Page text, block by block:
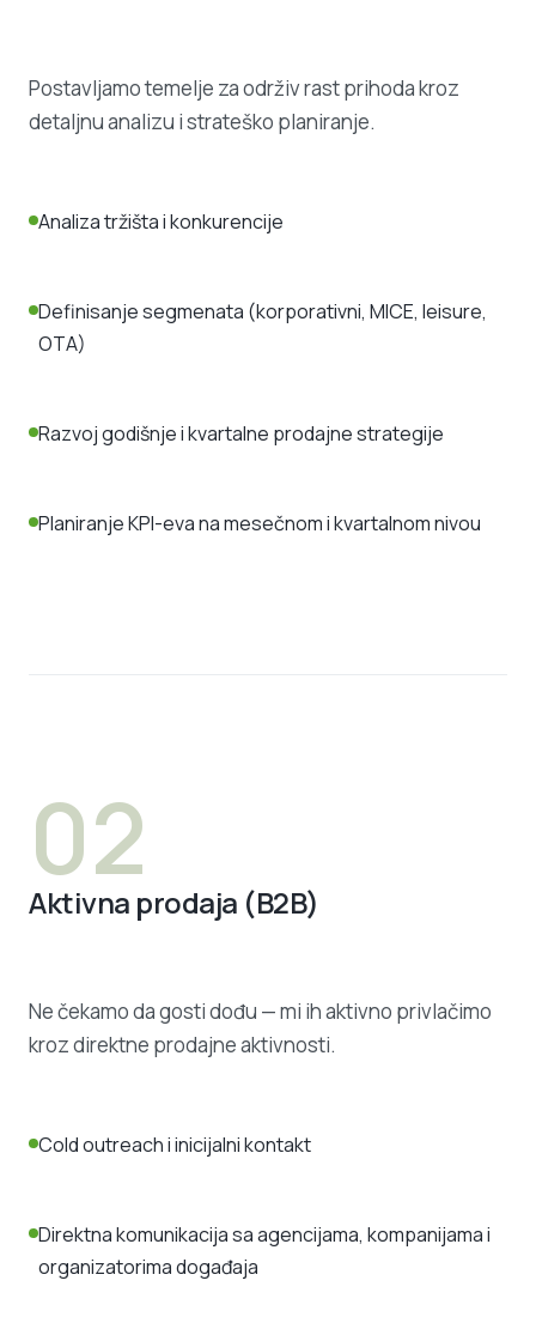
Postavljamo temelje za održiv rast prihoda kroz
detaljnu analizu i strateško planiranje.
Analiza tržišta i konkurencije
Definisanje segmenata (korporativni, MICE, leisure,
OTA)
Razvoj godišnje i kvartalne prodajne strategije
Planiranje KPI-eva na mesečnom i kvartalnom nivou
02
Aktivna prodaja (B2B)
Ne čekamo da gosti dođu — mi ih aktivno privlačimo
kroz direktne prodajne aktivnosti.
Cold outreach i inicijalni kontakt
Direktna komunikacija sa agencijama, kompanijama i
organizatorima događaja